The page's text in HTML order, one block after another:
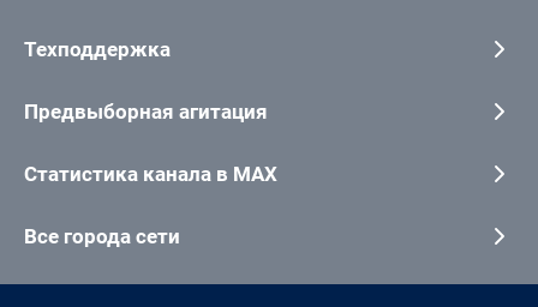
Техподдержка
Предвыборная агитация
Статистика канала в MAX
Все города сети